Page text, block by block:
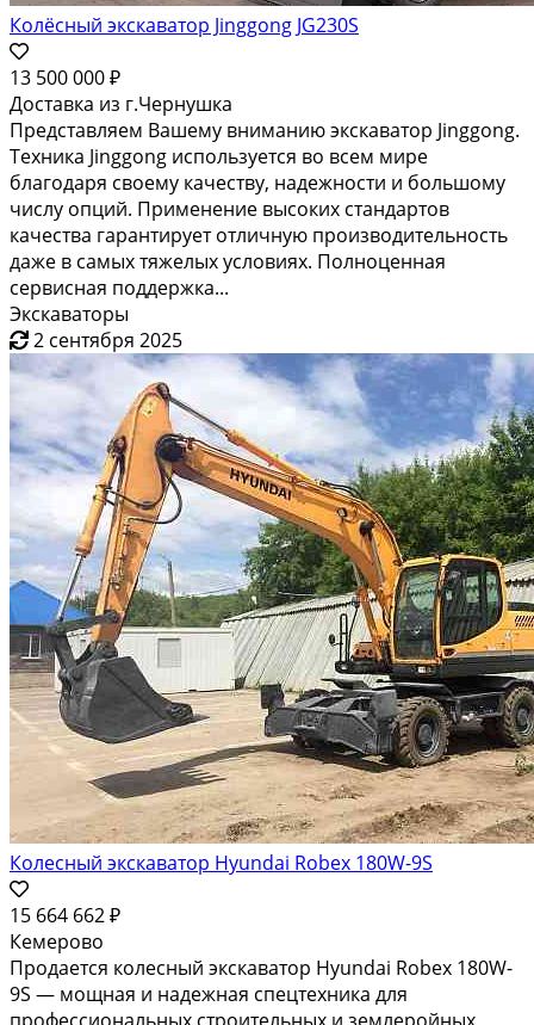
Колёсный экскаватор Jinggong JG230S
13 500 000 ₽
Доставка из г.Чернушка
Представляем Вашему вниманию экскаватор Jinggong.
Техника Jinggong используется во всем мире
благодаря своему качеству, надежности и большому
числу опций. Применение высоких стандартов
качества гарантирует отличную производительность
даже в самых тяжелых условиях. Полноценная
сервисная поддержка...
Экскаваторы
2 сентября 2025
Колесный экскаватор Hyundai Robex 180W-9S
15 664 662 ₽
Кемерово
Продается колесный экскаватор Hyundai Robex 180W-
9S — мощная и надежная спецтехника для